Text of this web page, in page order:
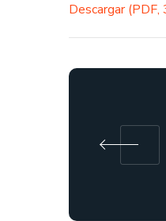
Descargar (PDF,